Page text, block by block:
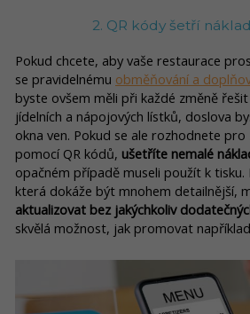
2. QR kódy šetří
Pokud chcete, aby vaše restaurace
se pravidelnému obměňování a
byste ovšem měli při každé změně
jídelních a nápojových lístků, doslova
okna ven. Pokud se ale rozhodnete
pomocí QR kódů, ušetříte nemalé
opačném případě museli použít k tisku.
která dokáže být mnohem detailnější,
aktualizovat bez jakýchkoliv
skvělá možnost, jak promovat